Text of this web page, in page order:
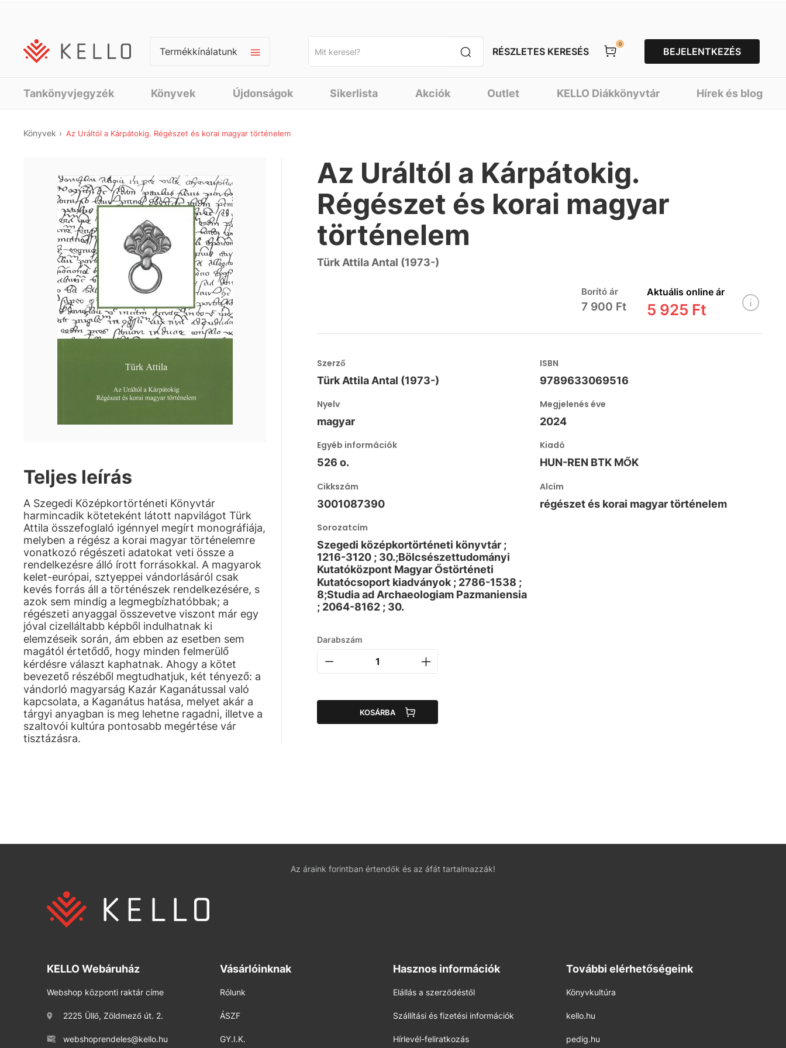
Termékkínálatunk RÉSZLETES KERESÉS
0
BEJELENTKEZÉS
Tankönyvjegyzék Könyvek Újdonságok Sikerlista Akciók Outlet KELLO Diákkönyvtár Hírek és blog
Könyvek Az Uráltól a Kárpátokig. Régészet és korai magyar történelem
Teljes leírás
A Szegedi Középkortörténeti Könyvtár
harmincadik köteteként látott napvilágot Türk
Attila összefoglaló igénnyel megírt monográfiája,
melyben a régész a korai magyar történelemre
vonatkozó régészeti adatokat veti össze a
rendelkezésre álló írott forrásokkal. A magyarok
kelet-európai, sztyeppei vándorlásáról csak
kevés forrás áll a történészek rendelkezésére, s
azok sem mindig a legmegbízhatóbbak; a
régészeti anyaggal összevetve viszont már egy
jóval cizelláltabb képből indulhatnak ki
elemzéseik során, ám ebben az esetben sem
magától értetődő, hogy minden felmerülő
kérdésre választ kaphatnak. Ahogy a kötet
bevezető részéből megtudhatjuk, két tényező: a
vándorló magyarság Kazár Kaganátussal való
kapcsolata, a Kaganátus hatása, melyet akár a
tárgyi anyagban is meg lehetne ragadni, illetve a
szaltovói kultúra pontosabb megértése vár
tisztázásra.
Az Uráltól a Kárpátokig.
Régészet és korai magyar
történelem
Türk Attila Antal (1973-)
Borító ár
7 900 Ft
Aktuális online ár
5 925 Ft
Szerző
Türk Attila Antal (1973-)
ISBN
9789633069516
Nyelv
magyar
Megjelenés éve
2024
Egyéb információk
526 o.
Kiadó
HUN-REN BTK MŐK
Cikkszám
3001087390
Alcím
régészet és korai magyar történelem
Sorozatcím
Szegedi középkortörténeti könyvtár ;
1216-3120 ; 30.;Bölcsészettudományi
Kutatóközpont Magyar Őstörténeti
Kutatócsoport kiadványok ; 2786-1538 ;
8;Studia ad Archaeologiam Pazmaniensia
; 2064-8162 ; 30.
Darabszám
KOSÁRBA
Az áraink forintban értendők és az áfát tartalmazzák!
KELLO Webáruház
Webshop központi raktár címe
2225 Üllő, Zöldmező út. 2.
webshoprendeles@kello.hu
Vásárlóinknak
Rólunk
ÁSZF
GY.I.K.
Hasznos információk
Elállás a szerződéstől
Szállítási és fizetési információk
Hírlevél-feliratkozás
További elérhetőségeink
Könyvkultúra
kello.hu
pedig.hu